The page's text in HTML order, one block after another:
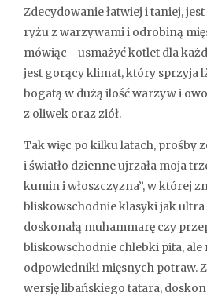
Zdecydowanie łatwiej i taniej,
ryżu z warzywami i odrobiną
mówiąc - usmażyć kotlet dla
jest gorący klimat, który sprzyja
bogatą w dużą ilość warzyw i
z oliwek oraz ziół.
Tak więc po kilku latach, prośby
i światło dzienne ujrzała moja
kumin i włoszczyzna”, w której
bliskowschodnie klasyki jak ultra
doskonałą muhammarę czy
bliskowschodnie chlebki pita,
odpowiedniki mięsnych potraw.
wersję libańskiego tatara,